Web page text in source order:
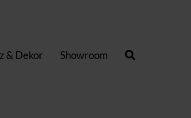
& Dekor Showroom